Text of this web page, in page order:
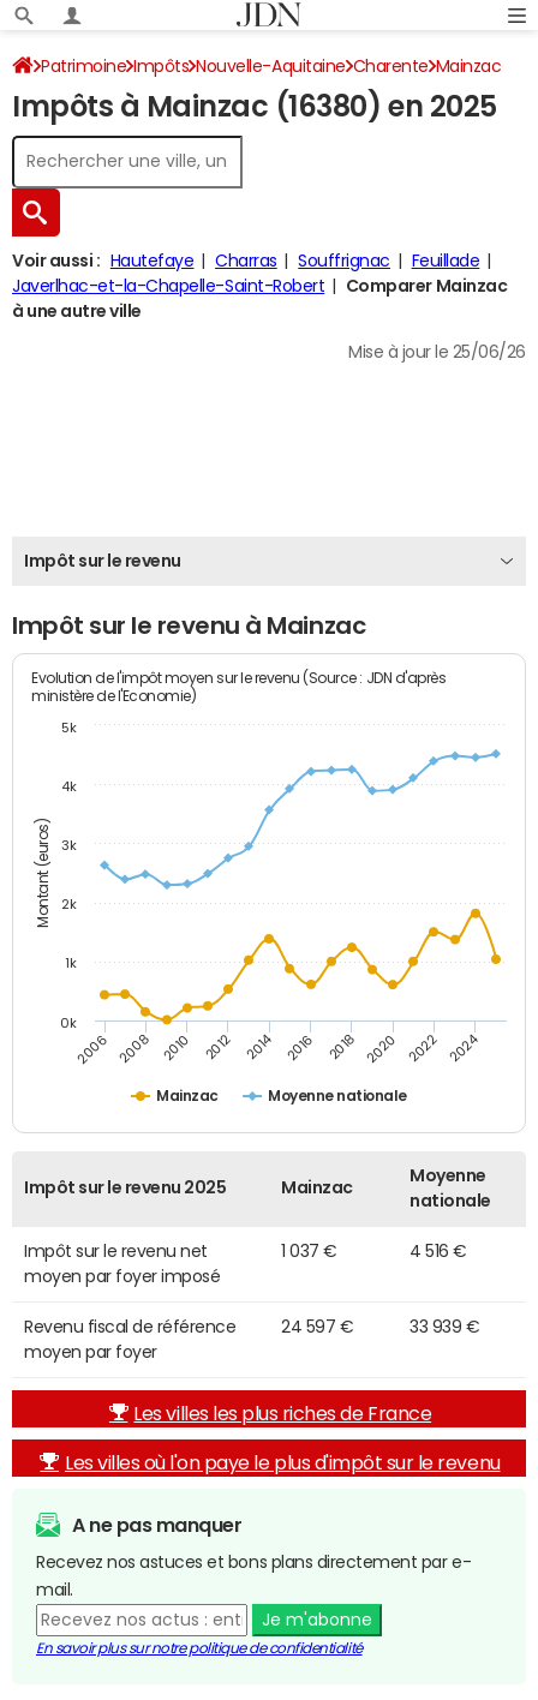
Patrimoine Impôts Nouvelle-Aquitaine Charente Mainzac
Impôt sur le revenu
Impôts à Mainzac (16380) en 2025
Voir aussi : Hautefaye Charras Souffrignac
Feuillade
Javerlhac-et-la-Chapelle-Saint-Robert
Comparer Mainzac
à une autre ville
Mise à jour le 25/06/26
Impôt sur le revenu
Impôt sur le revenu à Mainzac
Montant (euros)
Evolution de l'impôt moyen sur le revenu (Source : JDN d'après
ministère de l'Economie)
Mainzac Moyenne nationale
2006 2008 2010 2012 2014 2016 2018 2020 2022 2024
0k
1k
2k
3k
4k
5k
Impôt sur le revenu 2025 Mainzac
Moyenne
nationale
Impôt sur le revenu net
moyen par foyer imposé
1 037 € 4 516 €
Revenu fiscal de référence
moyen par foyer
24 597 € 33 939 €
Les villes les plus riches de France
Les villes où l'on paye le plus d'impôt sur le revenu
A ne pas manquer
Recevez nos astuces et bons plans directement par e-
mail.
Je m'abonne
En savoir plus sur notre politique de confidentialité